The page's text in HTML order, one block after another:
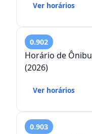
Ver horários
0.902
Horário de Ônibus 0.902 – Tempo
(2026)
Ver horários
0.903